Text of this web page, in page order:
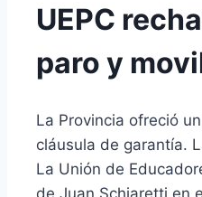
UEPC
paro y
La Provincia ofreció
cláusula de garantía.
La Unión de